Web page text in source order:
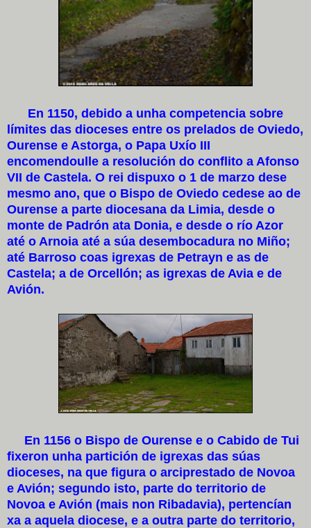
En 1150, debido a unha competencia sobre
límites das dioceses entre os prelados de Oviedo,
Ourense e Astorga, o Papa Uxío III
encomendoulle a resolución do conflito a Afonso
VII de Castela. O rei dispuxo o 1 de marzo dese
mesmo ano, que o Bispo de Oviedo cedese ao de
Ourense a parte diocesana da Limia, desde o
monte de Padrón ata Donia, e desde o río Azor
até o Arnoia até a súa desembocadura no Miño;
até Barroso coas igrexas de Petrayn e as de
Castela; a de Orcellón; as igrexas de Avia e de
Avión.
En 1156 o Bispo de Ourense e o Cabido de Tui
fixeron unha partición de igrexas das súas
dioceses, na que figura o arciprestado de Novoa
e Avión; segundo isto, parte do territorio de
Novoa e Avión (mais non Ribadavia), pertencían
xa a aquela diocese, e a outra parte do territorio,